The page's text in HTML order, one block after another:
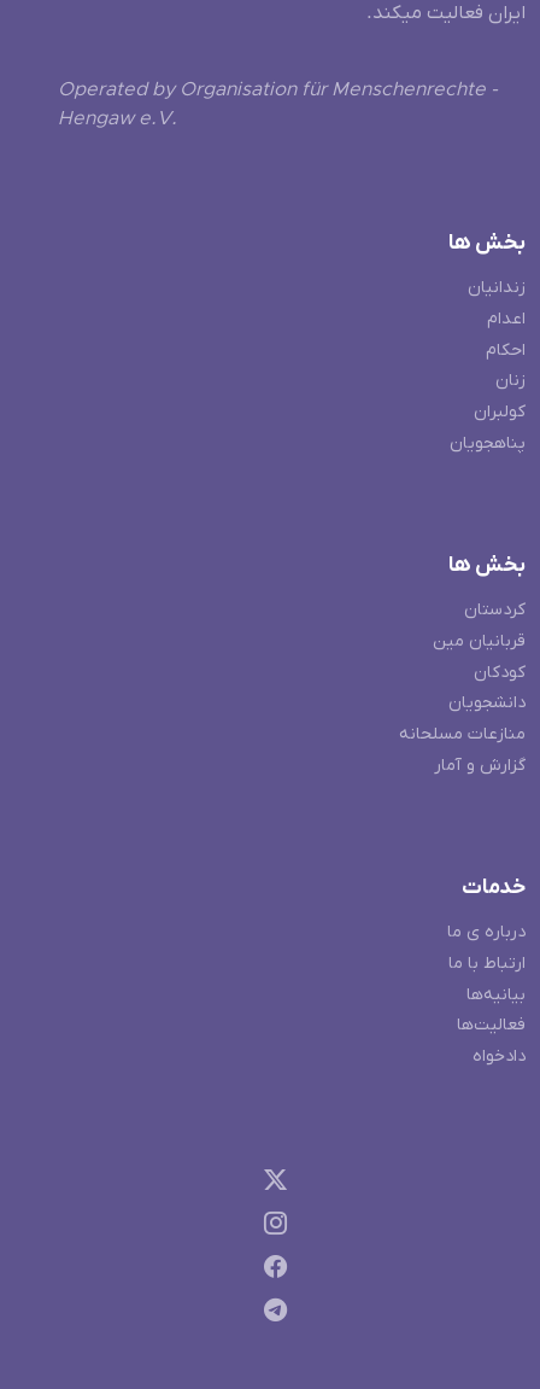
ایران فعالیت میکند.
Operated by Organisation für Menschenrechte -
Hengaw e.V.
بخش ها
زندانیان
اعدام
احکام
زنان
کولبران
پناهجویان
بخش ها
کردستان
قربانیان مین
کودکان
دانشجویان
منازعات مسلحانه
گزارش و آمار
خدمات
درباره ی ما
ارتباط با ما
بیانیه‌ها
فعالیت‌ها
دادخواه